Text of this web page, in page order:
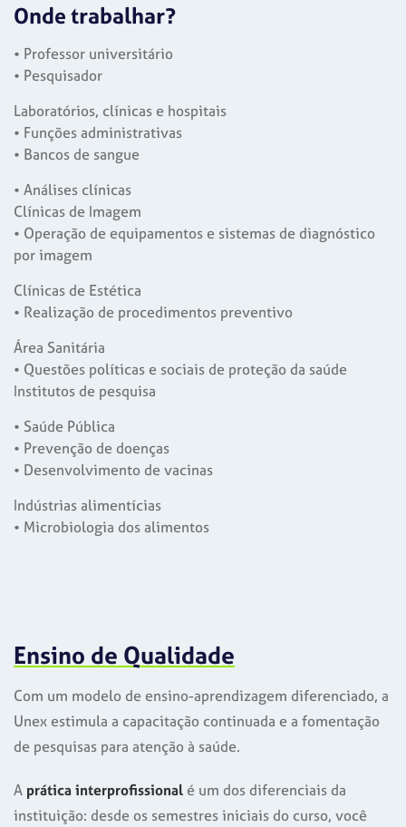
Onde trabalhar?
• Professor universitário
• Pesquisador
Laboratórios, clínicas e hospitais
• Funções administrativas
• Bancos de sangue
• Análises clínicas
Clínicas de Imagem
• Operação de equipamentos e sistemas de diagnóstico
por imagem
Clínicas de Estética
• Realização de procedimentos preventivo
Área Sanitária
• Questões políticas e sociais de proteção da saúde
Institutos de pesquisa
• Saúde Pública
• Prevenção de doenças
• Desenvolvimento de vacinas
Indústrias alimentícias
• Microbiologia dos alimentos
Ensino de Qualidade
Com um modelo de ensino-aprendizagem diferenciado, a
Unex estimula a capacitação continuada e a fomentação
de pesquisas para atenção à saúde.
A prática interprofissional é um dos diferenciais da
instituição: desde os semestres iniciais do curso, você